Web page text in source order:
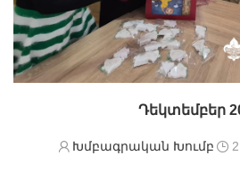
Դեկտեմբեր
Խմբագրական Խումբ